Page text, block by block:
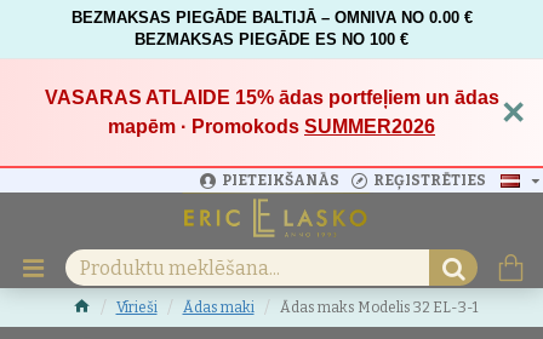
BEZMAKSAS PIEGĀDE BALTIJĀ – OMNIVA NO 0.00 €
BEZMAKSAS PIEGĀDE ES NO 100 €
VASARAS ATLAIDE 15%ādas portfeļiem un ādas
mapēm · Promokods SUMMER2026 ×
PIETEIKŠANĀS REĢISTRĒTIES
Vīrieši Ādas maki Ādas maks Modelis 32 EL-3-1